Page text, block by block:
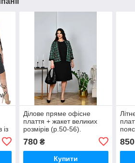
із
Ділове пряме офісне
плаття + жакет великих
розмірів (р.50-56).
780₴
Купити
850